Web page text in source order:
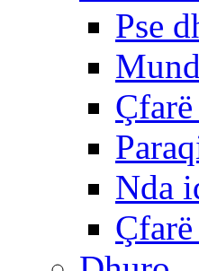
Pse
Nda